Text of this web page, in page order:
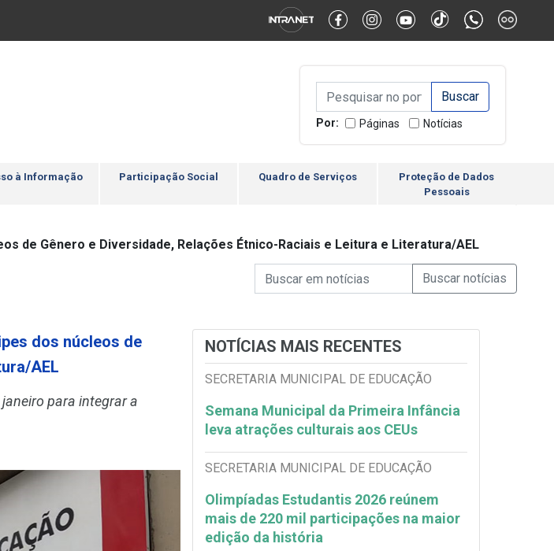
Alternar Alto Contraste Alternar Tamanho da Fonte
Campo de Busca de
Campo de Busca de informaçõesEnviar a Busca
Por: Páginas Notícias
à Informação Participação Social Quadro de Serviços
Proteção de Dados
Pessoais
de Gênero e Diversidade, Relações Étnico-Raciais e Leitura e Literatura/AEL
Campo de Busca de Notícias
Campo de Busca de informaçõesEnviar a Busca de
dos núcleos de
AEL
para integrar a
NOTÍCIAS MAIS RECENTES
SECRETARIA MUNICIPAL DE EDUCAÇÃO
Semana Municipal da Primeira Infância
leva atrações culturais aos CEUs
SECRETARIA MUNICIPAL DE EDUCAÇÃO
Olimpíadas Estudantis 2026 reúnem
mais de 220 mil participações na maior
edição da história